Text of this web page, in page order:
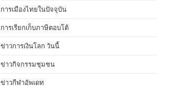
การเมืองไทยในปัจจุบัน
การเรียกเก็บภาษีตอบโต้
ข่าวการเงินโลก วันนี้
ข่าวกิจกรรมชุมชน
ข่าวกีฬาอัพเดท